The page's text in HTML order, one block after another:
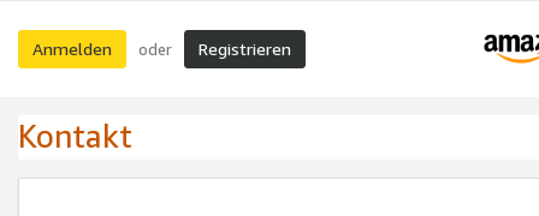
Anmelden oder Registrieren
Kontakt